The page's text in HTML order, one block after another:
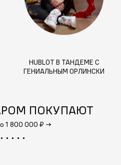
HUBLOT В ТАНДЕМЕ С
ГЕНИАЛЬНЫМ ОРЛИНСКИ
ПОКУПАЮТ
1 800 000 ₽ →